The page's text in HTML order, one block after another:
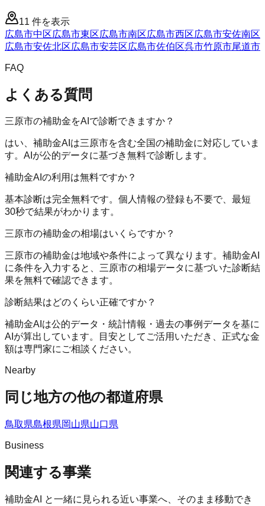
11 件を表示
広島市中区広島市東区広島市南区広島市西区広島市安佐南区
広島市安佐北区広島市安芸区広島市佐伯区呉市竹原市尾道市
FAQ
よくある質問
三原市の補助金をAIで診断できますか？
はい、補助金AIは三原市を含む全国の補助金に対応していま
す。AIが公的データに基づき無料で診断します。
補助金AIの利用は無料ですか？
基本診断は完全無料です。個人情報の登録も不要で、最短
30秒で結果がわかります。
三原市の補助金の相場はいくらですか？
三原市の補助金は地域や条件によって異なります。補助金AI
に条件を入力すると、三原市の相場データに基づいた診断結
果を無料で確認できます。
診断結果はどのくらい正確ですか？
補助金AIは公的データ・統計情報・過去の事例データを基に
AIが算出しています。目安としてご活用いただき、正式な金
額は専門家にご相談ください。
Nearby
同じ地方の他の都道府県
鳥取県島根県岡山県山口県
Business
関連する事業
補助金AI
と一緒に見られる近い事業へ、そのまま移動でき